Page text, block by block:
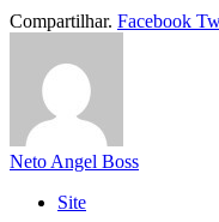
Compartilhar. Facebook
Neto Angel Boss
Site